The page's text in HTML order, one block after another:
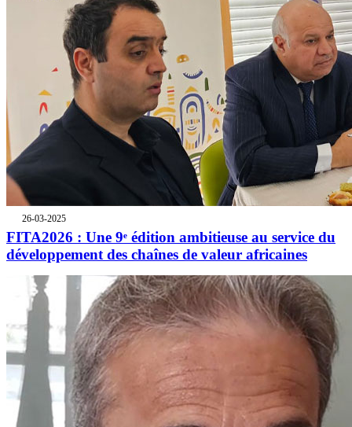
26-03-2025
FITA2026 : Une 9ᵉ édition ambitieuse au service du
développement des chaînes de valeur africaines